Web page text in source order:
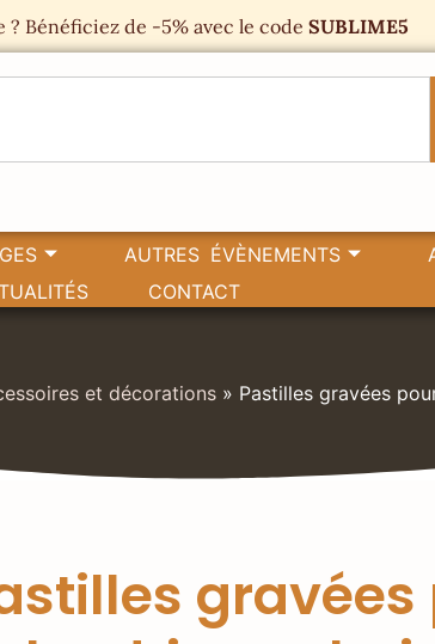
? Bénéficiez de -5% avec le code SUBLIME5
AUTRES ÉVÈNEMENTS
CONTACT
et décorations » Pastilles gravées